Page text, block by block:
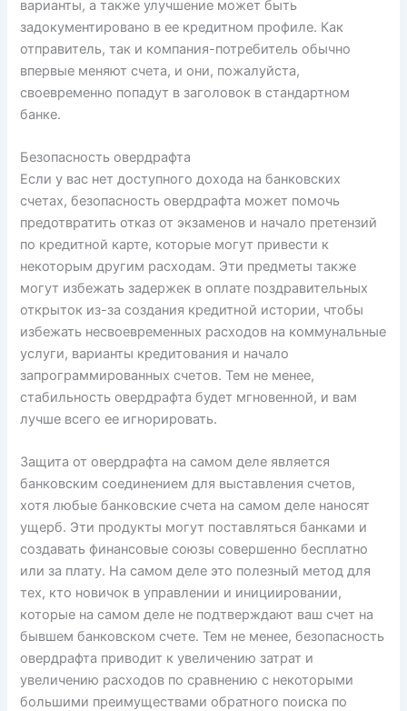
варианты, а также улучшение может быть
задокументировано в ее кредитном профиле. Как
отправитель, так и компания-потребитель обычно
впервые меняют счета, и они, пожалуйста,
своевременно попадут в заголовок в стандартном
банке.
Безопасность овердрафта
Если у вас нет доступного дохода на банковских
счетах, безопасность овердрафта может помочь
предотвратить отказ от экзаменов и начало претензий
по кредитной карте, которые могут привести к
некоторым другим расходам. Эти предметы также
могут избежать задержек в оплате поздравительных
открыток из-за создания кредитной истории, чтобы
избежать несвоевременных расходов на коммунальные
услуги, варианты кредитования и начало
запрограммированных счетов. Тем не менее,
стабильность овердрафта будет мгновенной, и вам
лучше всего ее игнорировать.
Защита от овердрафта на самом деле является
банковским соединением для выставления счетов,
хотя любые банковские счета на самом деле наносят
ущерб. Эти продукты могут поставляться банками и
создавать финансовые союзы совершенно бесплатно
или за плату. На самом деле это полезный метод для
тех, кто новичок в управлении и инициировании,
которые на самом деле не подтверждают ваш счет на
бывшем банковском счете. Тем не менее, безопасность
овердрафта приводит к увеличению затрат и
увеличению расходов по сравнению с некоторыми
большими преимуществами обратного поиска по